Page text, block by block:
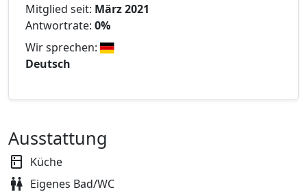
Mitglied seit: März 2021
Antwortrate: 0%
Wir sprechen:
Deutsch
Ausstattung
Küche
Eigenes Bad/WC